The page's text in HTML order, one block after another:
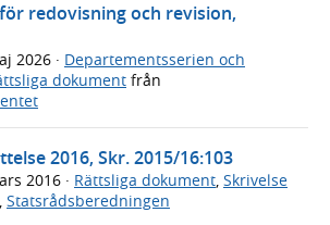
redovisning och revision,
2026 · Departementsserien och
dokument från
2016, Skr. 2015/16:103
2016 · Rättsliga dokument Skrivelse
Statsrådsberedningen